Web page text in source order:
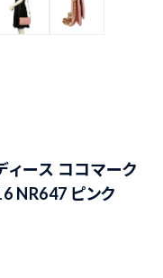
ィース ココマーク
NR647 ピンク